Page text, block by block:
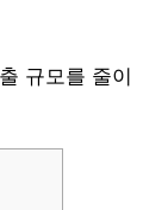
규모를 줄이